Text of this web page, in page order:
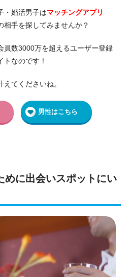
・婚活男子はマッチングアプリ
相手を探してみませんか？
員数3000万を超えるユーザー登録
トなのです！
てくださいね。
男性はこちら
めに出会いスポットにい